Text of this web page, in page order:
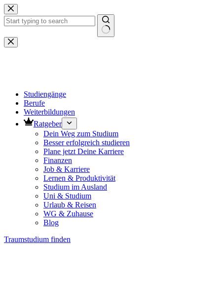
Zum
Inhalt
springen
Keine
Ergebnisse
Studiengänge
Berufe
Weiterbildungen
Ratgeber
Dein Weg zum Studium
Besser erfolgreich studieren
Plane jetzt Deine Karriere
Finanzen
Job & Karriere
Lernen & Produktivität
Studium im Ausland
Uni & Studium
Urlaub & Reisen
WG & Zuhause
Blog
Traumstudium finden